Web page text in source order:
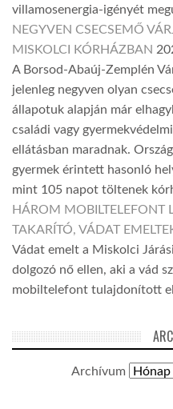
villamosenergia-igényét
NEGYVEN CSECSEMŐ
MISKOLCI KÓRHÁZBAN
A Borsod-Abaúj-Zemplén
jelenleg negyven olyan
állapotuk alapján már
családi vagy
ellátásban maradnak.
gyermek érintett hasonló
mint 105 napot töltenek
HÁROM MOBILTELEFONT
TAKARÍTÓ, VÁDAT
Vádat emelt a Miskolci
dolgozó nő ellen, aki a vád
mobiltelefont tulajdonított
Archívum